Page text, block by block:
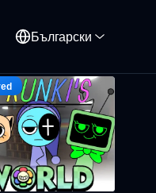
Български